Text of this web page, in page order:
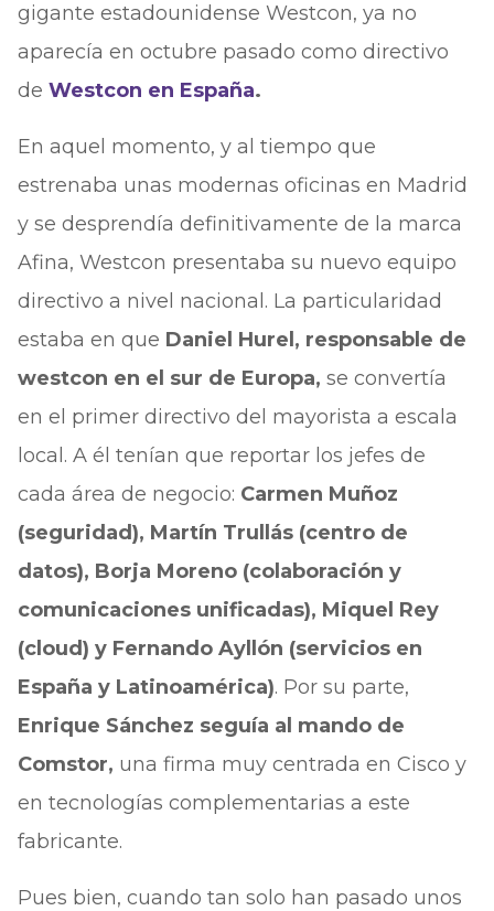
gigante estadounidense Westcon, ya no
aparecía en octubre pasado como directivo
de Westcon en España.
En aquel momento, y al tiempo que
estrenaba unas modernas oficinas en Madrid
y se desprendía definitivamente de la marca
Afina, Westcon presentaba su nuevo equipo
directivo a nivel nacional. La particularidad
estaba en que Daniel Hurel, responsable de
westcon en el sur de Europa, se convertía
en el primer directivo del mayorista a escala
local. A él tenían que reportar los jefes de
cada área de negocio: Carmen Muñoz
(seguridad), Martín Trullás (centro de
datos), Borja Moreno (colaboración y
comunicaciones unificadas), Miquel Rey
(cloud) y Fernando Ayllón (servicios en
España y Latinoamérica). Por su parte,
Enrique Sánchez seguía al mando de
Comstor, una firma muy centrada en Cisco y
en tecnologías complementarias a este
fabricante.
Pues bien, cuando tan solo han pasado unos